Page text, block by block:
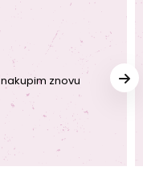
znovu